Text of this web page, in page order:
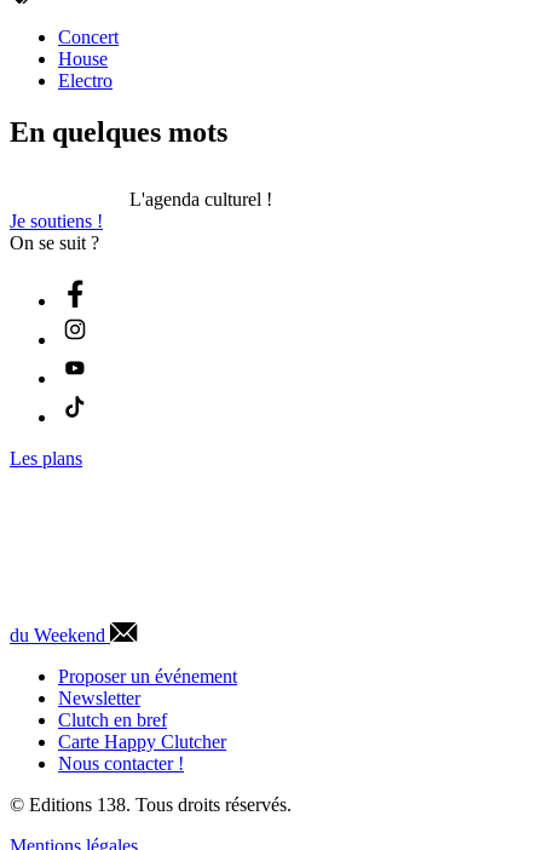
Concert
House
Electro
En quelques mots
L'agenda culturel !
Je soutiens !
On se suit ?
Les plans
du Weekend
Proposer un événement
Newsletter
Clutch en bref
Carte Happy Clutcher
Nous contacter !
© Editions 138. Tous droits réservés.